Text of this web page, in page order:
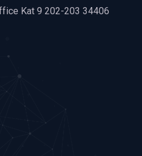
Kat 9 202-203 34406